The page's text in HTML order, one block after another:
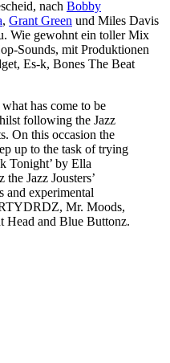
nach Bobby
, Grant Green und Miles Davis
Wie gewohnt ein toller Mix
Sounds, mit Produktionen
Es-k, Bones The Beat
has come to be
following the Jazz
On this occasion the
up to the task of trying
Tonight’ by Ella
Jazz Jousters’
and experimental
Mr. Moods,
Head and Blue Buttonz.